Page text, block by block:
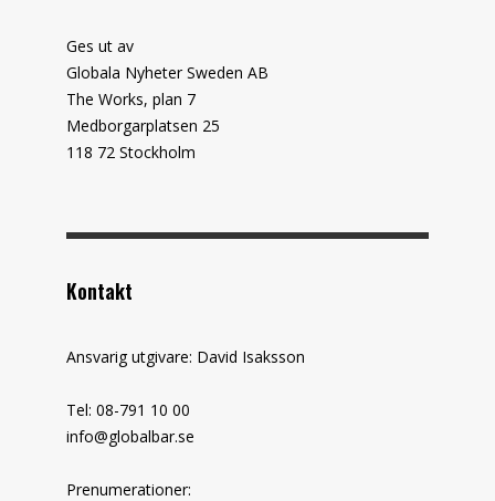
Ges ut av
Globala Nyheter Sweden AB
The Works, plan 7
Medborgarplatsen 25
118 72 Stockholm
Kontakt
Ansvarig utgivare: David Isaksson
Tel: 08-791 10 00
info@globalbar.se
Prenumerationer: